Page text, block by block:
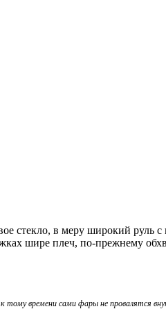
стекло, в меру широкий руль
шире плеч, по‑прежнему
времени сами фары не провалятся